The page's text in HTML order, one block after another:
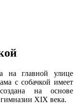
на главной улице
с собачкой имеет
на основе
XIX века.